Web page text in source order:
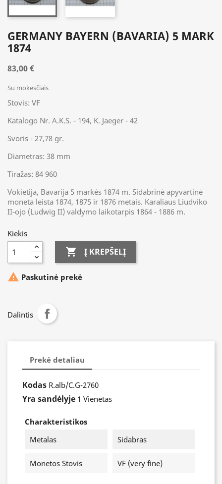
GERMANY BAYERN (BAVARIA) 5 MARK
1874
83,00 €
Su mokesčiais
Stovis: VF
Katalogo Nr. A.K.S. - 194, K. Jaeger - 42
Svoris - 27,78 gr.
Diametras: 38 mm
Tiražas: 84 960
Vokietija, Bavarija 5 markės 1874 m. Sidabrinė apyvartinė
moneta leista 1874, 1875 ir 1876 metais. Karaliaus Liudviko
II-ojo (Ludwig II) valdymo laikotarpis 1864 - 1886 m.
Kiekis
 Į KREPŠELĮ
 Paskutinė prekė
Dalintis
Prekė detaliau
Kodas R.alb/C.G-2760
Yra sandėlyje 1 Vienetas
Charakteristikos
Metalas
Sidabras
Monetos Stovis VF (very fine)